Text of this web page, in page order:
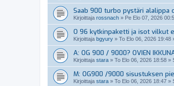
Saab 900 turbo pystäri alalippa
Kirjoittaja rossnach » Pe Elo 07, 2026
O 96 kytkinpaketti ja isot vilkut
Kirjoittaja bgyury » To Elo 06, 2026 19:48
A: OG 900 / 9000? OVIEN
Kirjoittaja stara » To Elo 06, 2026 18:58 »
M: OG900 /9000 sisustuksen
Kirjoittaja stara » To Elo 06, 2026 18:47 »